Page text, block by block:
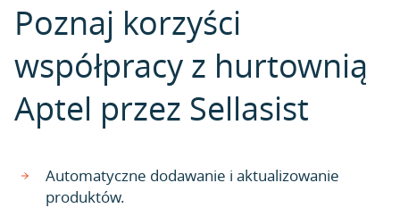
Poznaj korzyści
współpracy z hurtownią
Aptel przez Sellasist
Automatyczne dodawanie i aktualizowanie
produktów.